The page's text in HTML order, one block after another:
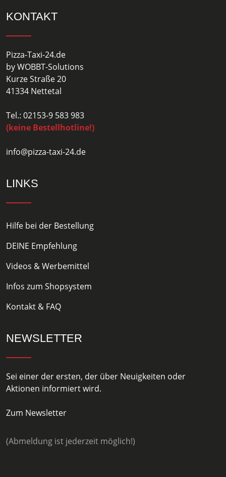
KONTAKT
Pizza-Taxi-24.de
by WOBBT-Solutions
Kurze Straße 20
41334 Nettetal
Tel.: 02153-9 583 983
(keine Bestellhotline!)
info@pizza-taxi-24.de
LINKS
Hilfe bei der Bestellung
DEINE Empfehlung
Videos & Werbemittel
Infos zum Shopsystem
Kontakt & FAQ
NEWSLETTER
Sei einer der ersten, der über Neuigkeiten oder
Aktionen informiert wird.
Zum Newsletter
(Abmeldung ist jederzeit möglich!)